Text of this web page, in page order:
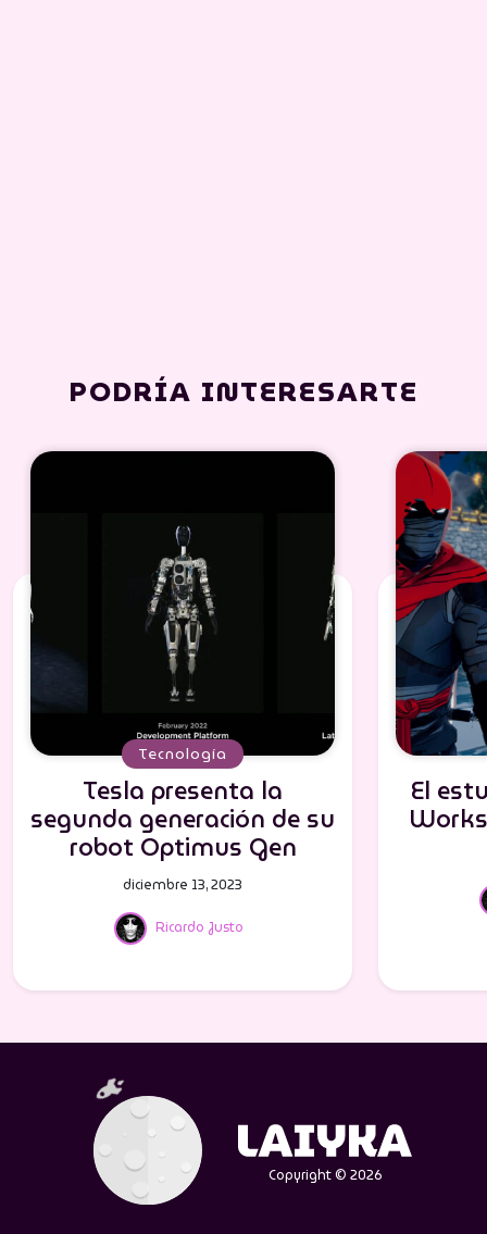
PODRÍA INTERESARTE
Tecnología
Tesla presenta la
segunda generación de su
robot Optimus Gen
Ricardo Justo
diciembre 13, 2023
El
Copyright © 2026